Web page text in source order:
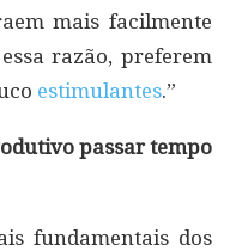
mais facilmente
razão, preferem
estimulantes.”
passar tempo
fundamentais dos